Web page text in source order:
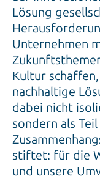
Lösung
Unternehmen
Kultur
nachhaltige
dabei nicht
sondern als
stiftet: für die
und unsere